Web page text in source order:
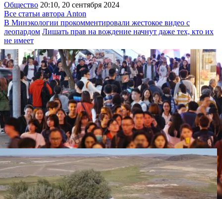
Общество 20:10, 20 сентября 2024
Все статьи автора Anton
В Минэкологии прокомментировали жестокое видео с
леопардом Лишать прав на вождение начнут даже тех, кто их
не имеет